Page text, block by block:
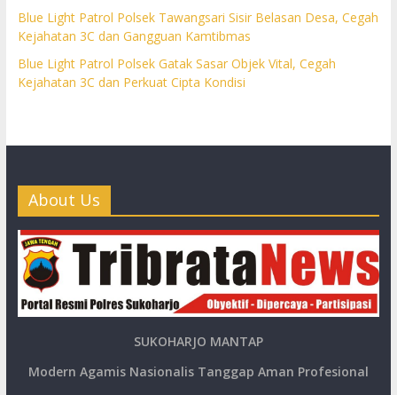
Blue Light Patrol Polsek Tawangsari Sisir Belasan Desa, Cegah
Kejahatan 3C dan Gangguan Kamtibmas
Blue Light Patrol Polsek Gatak Sasar Objek Vital, Cegah
Kejahatan 3C dan Perkuat Cipta Kondisi
About Us
SUKOHARJO MANTAP
Modern Agamis Nasionalis Tanggap Aman Profesional